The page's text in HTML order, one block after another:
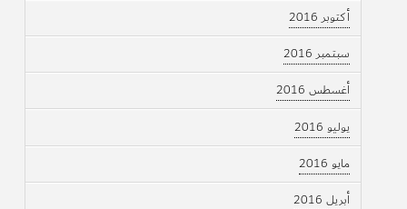
أكتوبر 2016
سبتمبر 2016
أغسطس 2016
يوليو 2016
مايو 2016
أبريل 2016